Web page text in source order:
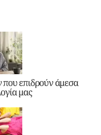
επιδρούν άμεσα
μας